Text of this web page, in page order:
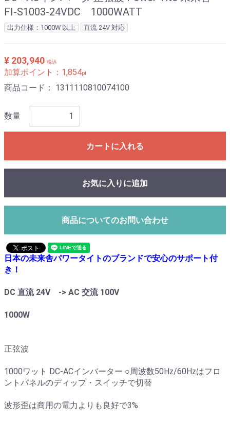
FI-S1003-24VDC 1000WATT
出力仕様：1000W 以上 直流 24V 対応
¥ 203,940 税込
加算ポイント： 1,854pt
商品コード： 1311110810074100
数量
カートに入れる
お気に入りに追加
商品についてのお問い合わせ
日本の未来舎パワータイトのブランドで安心のサポート付
き！
DC 直流 24V -> AC 交流 100V
1000W
正弦波
1000ワット DC-ACインバーター ○周波数50Hz/60Hzはフロ
ントパネルのディップ・スイッチで切替
波形歪は商用の電力よりも良好で3%